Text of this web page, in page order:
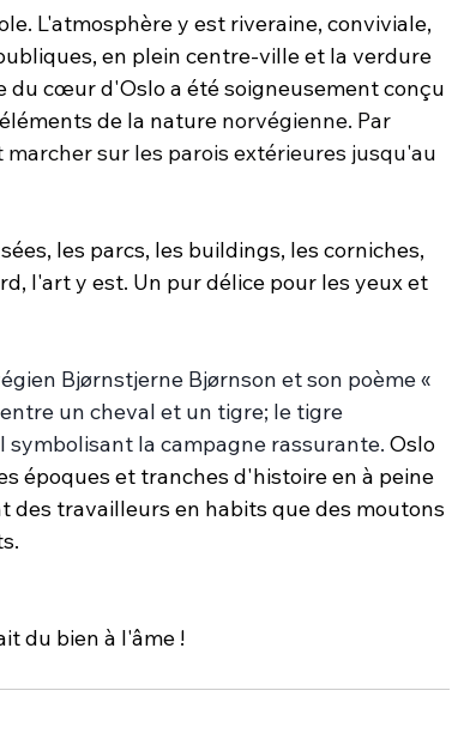
L'atmosphère y est riveraine, conviviale,
en plein centre-ville et la verdure
du cœur d'Oslo a été soigneusement conçu
de la nature norvégienne. Par
sur les parois extérieures jusqu'au
les parcs, les buildings, les corniches,
l'art y est. Un pur délice pour les yeux et
Bjørnstjerne Bjørnson et son poème «
un cheval et un tigre; le tigre
la campagne rassurante. Oslo
époques et tranches d'histoire en à peine
des travailleurs en habits que des moutons
du bien à l'âme !